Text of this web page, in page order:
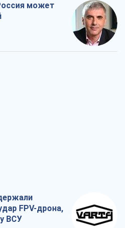
может
FPV-дрона,
ВСУ